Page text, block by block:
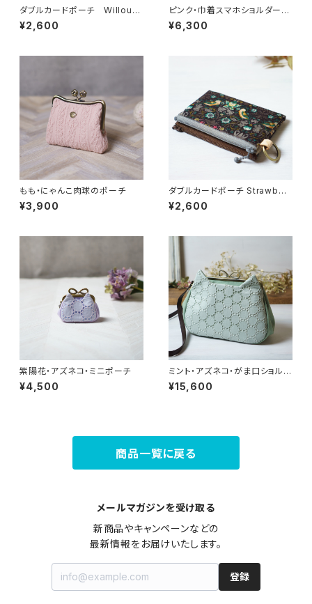
ダブルカードポーチ Willoug
hby Mews （ウィロビー・ミュ
ーズ）ミモザ リバティラミネー
¥2,600
ピンク・巾着スマホショルダー・
猫耳【ラスト1点】
¥6,300
もも・にゃんこ肉球のポーチ
¥3,900
ダブルカードポーチ Strawberr
y Thief（ストロベリー・シーフ）
ブラウン リバティラミネート生
¥2,600
紫陽花・アズネコ・ミニポーチ
¥4,500
ミント・アズネコ・がま口ショルダ
ーバッグ
¥15,600
商品一覧に戻る
メールマガジンを受け取る
新商品やキャンペーンなどの
最新情報をお届けいたします。
登録